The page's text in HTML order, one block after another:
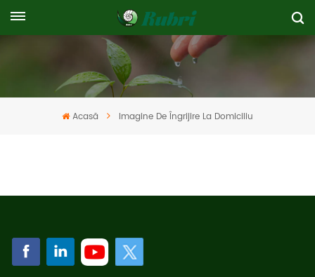
Acasă Imagine De Îngrijire La Domiciliu